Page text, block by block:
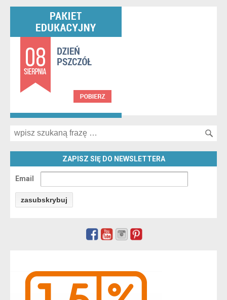
Search for:
ZAPISZ SIĘ DO NEWSLETTERA
Email